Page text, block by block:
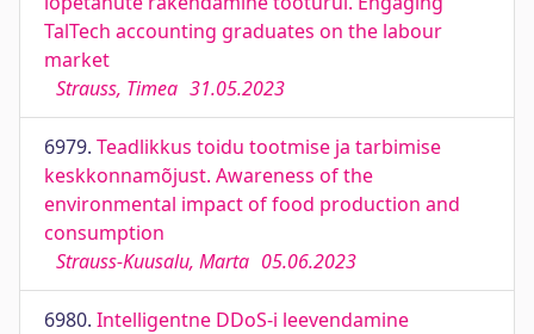
TalTech accounting graduates on the labour
market
Strauss, Timea 31.05.2023
6979. Teadlikkus toidu tootmise ja tarbimise
keskkonnamõjust. Awareness of the
environmental impact of food production and
consumption
Strauss-Kuusalu, Marta 05.06.2023
6980. Intelligentne DDoS-i leevendamine